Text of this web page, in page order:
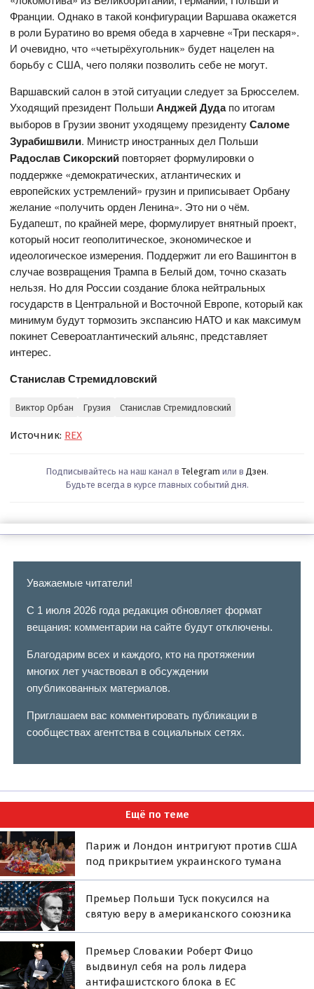
Франции. Однако в такой конфигурации Варшава окажется
в роли Буратино во время обеда в харчевне «Три пескаря».
И очевидно, что «четырёхугольник» будет нацелен на
борьбу с США, чего поляки позволить себе не могут.
Варшавский салон в этой ситуации следует за Брюсселем.
Уходящий президент ПольшиАнджей Дудапо итогам
выборов в Грузии звонит уходящему президентуСаломе
Зурабишвили. Министр иностранных дел Польши
Радослав Сикорский повторяет формулировки о
поддержке «демократических, атлантических и
европейских устремлений» грузин и приписывает Орбану
желание «получить орден Ленина». Это ни о чём.
Будапешт, по крайней мере, формулирует внятный проект,
который носит геополитическое, экономическое и
идеологическое измерения. Поддержит ли его Вашингтон в
случае возвращения Трампа в Белый дом, точно сказать
нельзя. Но для России создание блока нейтральных
государств в Центральной и Восточной Европе, который как
минимум будут тормозить экспансию НАТО и как максимум
покинет Североатлантический альянс, представляет
интерес.
Станислав Стремидловский
Виктор Орбан Грузия Станислав Стремидловский
Источник: REX
Подписывайтесь на наш канал в Telegram или в Дзен.
Будьте всегда в курсе главных событий дня.
Уважаемые читатели!
С 1 июля 2026 года редакция обновляет формат
вещания: комментарии на сайте будут отключены.
Благодарим всех и каждого, кто на протяжении
многих лет участвовал в обсуждении
опубликованных материалов.
Приглашаем вас комментировать публикации в
сообществах агентства в социальных сетях.
Ещё по теме
Париж и Лондон интригуют против США
под прикрытием украинского тумана
Премьер Польши Туск покусился на
святую веру в американского союзника
Премьер Словакии Роберт Фицо
выдвинул себя на роль лидера
антифашистского блока в ЕС